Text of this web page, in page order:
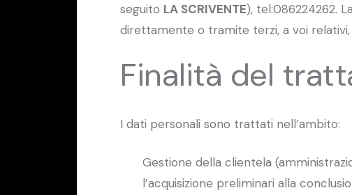
seguito LA SCRIVENTE), tel:086224262.
direttamente o tramite terzi, a voi
Finalità del
I dati personali sono trattati nell’ambito:
Gestione della clientela
l’acquisizione preliminari alla